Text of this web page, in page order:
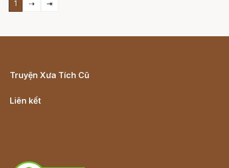
1 ⇢ ⇥
Truyện Xưa Tích Cũ
Liên kết